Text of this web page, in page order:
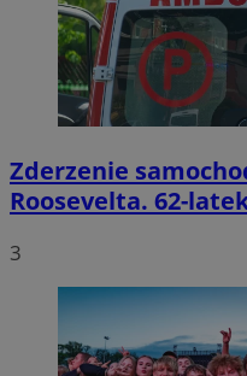
Zderzenie
Roosevelta. 62-
3